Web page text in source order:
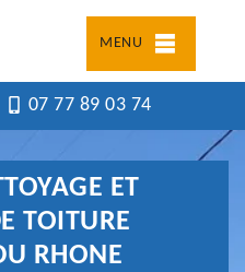
MENU
07 77 89 03 74
ET
TOITURE
RHONE